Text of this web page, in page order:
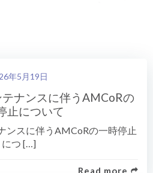
年5月19日
ナンスに伴うAMCoRの
止について
ンスに伴うAMCoRの一時停止
につ […]
Read more